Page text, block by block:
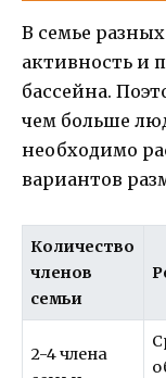
В семье
активность и
бассейна.
чем больше
необходимо
вариантов
Количество
членов
семьи
2-4 члена